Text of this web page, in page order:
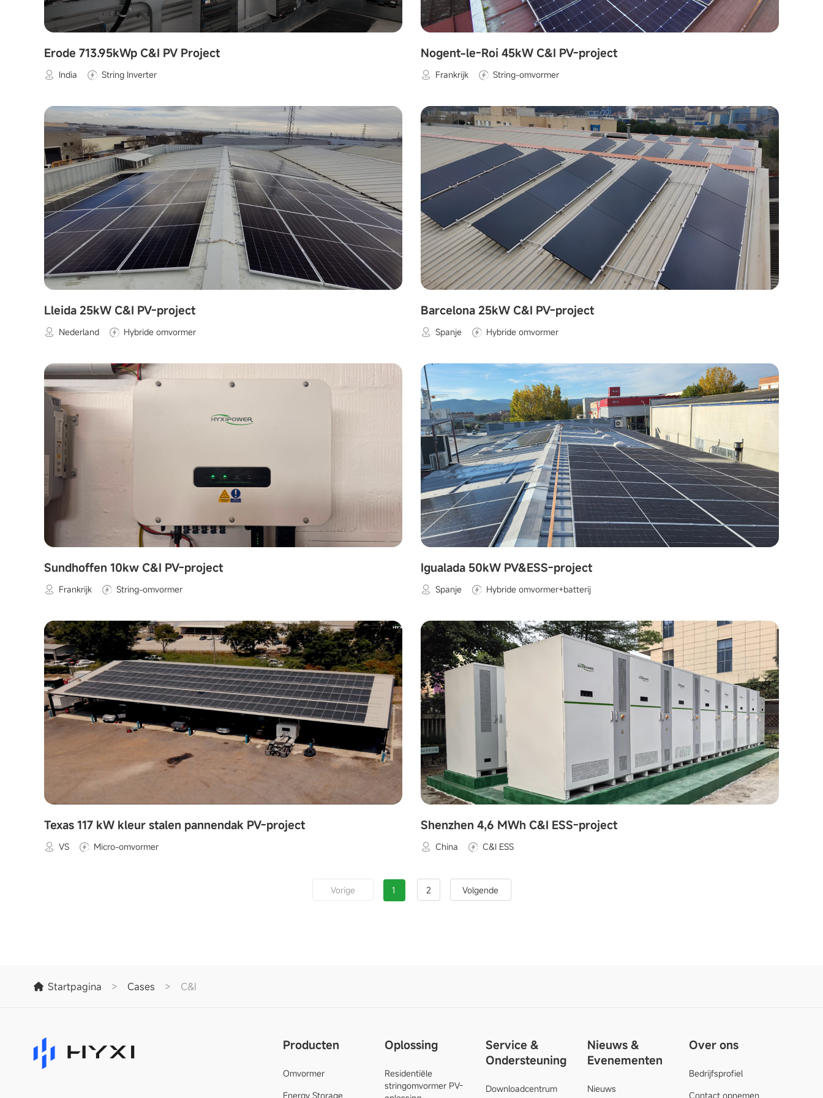
Erode 713.95kWp C&I PV Project
India String Inverter
Nogent-le-Roi 45kW C&I PV-project
Frankrijk String-omvormer
Lleida 25kW C&I PV-project
Nederland Hybride omvormer
Barcelona 25kW C&I PV-project
Spanje Hybride omvormer
Sundhoffen 10kw C&I PV-project
Frankrijk String-omvormer
Igualada 50kW PV&ESS-project
Spanje Hybride omvormer+batterij
Texas 117 kW kleur stalen pannendak PV-project
VS Micro-omvormer
Shenzhen 4,6 MWh C&I ESS-project
China C&I ESS
Vorige 1 2 Volgende
Startpagina > Cases > C&I
Producten
Omvormer
Energy Storage
Oplossing
Residentiële
stringomvormer PV-
Service &
Ondersteuning
Downloadcentrum
Nieuws &
Evenementen
Nieuws
Over ons
Bedrijfsprofiel
Contact opnemen